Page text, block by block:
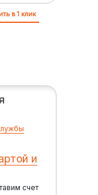
в 1 клик
и
счет